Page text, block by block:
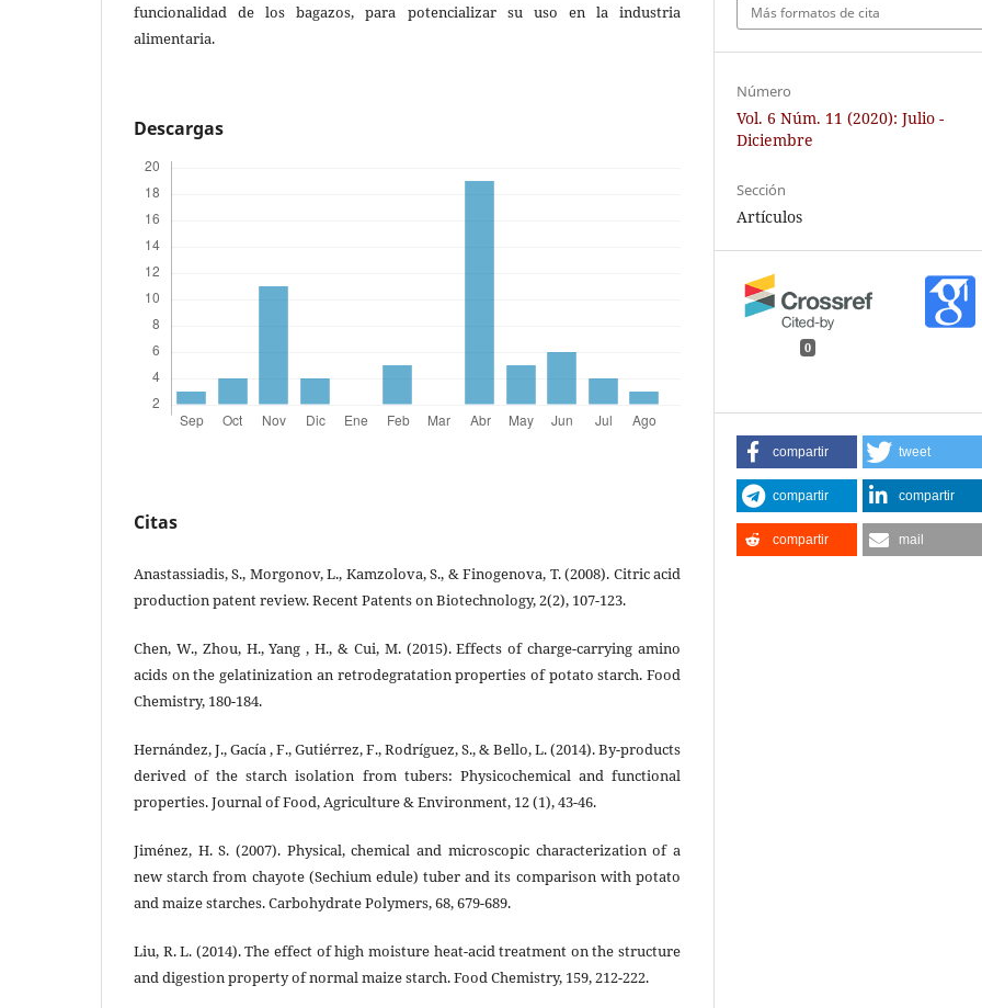
funcionalidad de los bagazos, para potencializar su uso en la industria
alimentaria.
Descargas
Citas
Anastassiadis, S., Morgonov, L., Kamzolova, S., & Finogenova, T. (2008). Citric acid
production patent review. Recent Patents on Biotechnology, 2(2), 107-123.
Chen, W., Zhou, H., Yang , H., & Cui, M. (2015). Effects of charge-carrying amino
acids on the gelatinization an retrodegratation properties of potato starch. Food
Chemistry, 180-184.
Hernández, J., Gacía , F., Gutiérrez, F., Rodríguez, S., & Bello, L. (2014). By-products
derived of the starch isolation from tubers: Physicochemical and functional
properties. Journal of Food, Agriculture & Environment, 12 (1), 43-46.
Jiménez, H. S. (2007). Physical, chemical and microscopic characterization of a
new starch from chayote (Sechium edule) tuber and its comparison with potato
and maize starches. Carbohydrate Polymers, 68, 679-689.
Liu, R. L. (2014). The effect of high moisture heat-acid treatment on the structure
and digestion property of normal maize starch. Food Chemistry, 159, 212-222.
Más formatos de cita
Número
Vol. 6 Núm. 11 (2020): Julio -
Diciembre
Sección
Artículos
0
compartir tweet
compartir compartir
compartir mail